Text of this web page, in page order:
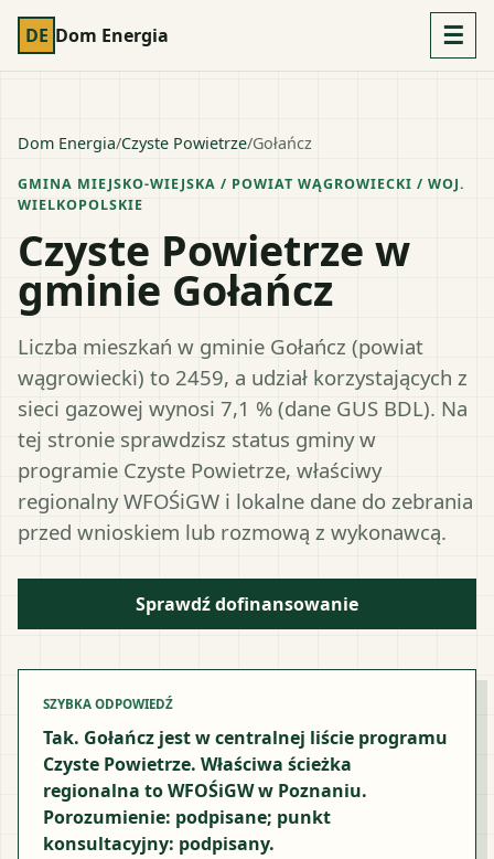
DE Dom Energia ☰
Dom Energia/Czyste Powietrze/Gołańcz
GMINA MIEJSKO-WIEJSKA / POWIAT WĄGROWIECKI / WOJ.
WIELKOPOLSKIE
Czyste Powietrze w
gminie Gołańcz
Liczba mieszkań w gminie Gołańcz (powiat
wągrowiecki) to 2459, a udział korzystających z
sieci gazowej wynosi 7,1 % (dane GUS BDL). Na
tej stronie sprawdzisz status gminy w
programie Czyste Powietrze, właściwy
regionalny WFOŚiGW i lokalne dane do zebrania
przed wnioskiem lub rozmową z wykonawcą.
Sprawdź dofinansowanie
SZYBKA ODPOWIEDŹ
Tak. Gołańcz jest w centralnej liście programu
Czyste Powietrze. Właściwa ścieżka
regionalna to WFOŚiGW w Poznaniu.
Porozumienie: podpisane; punkt
konsultacyjny: podpisany.